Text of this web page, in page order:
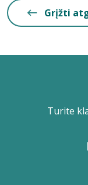
Grįžti
Turite